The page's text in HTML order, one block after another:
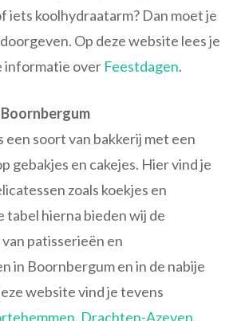
iets koolhydraatarm? Dan moet je
Op deze website lees je
informatie over Feestdagen.
een soort van bakkerij met een
gebakjes en cakejes. Hier vind je
zoals koekjes en
tabel hierna bieden wij de
patisserieën en
in Boornbergum en in de nabije
website vind je tevens
, Drachten-Azeven,